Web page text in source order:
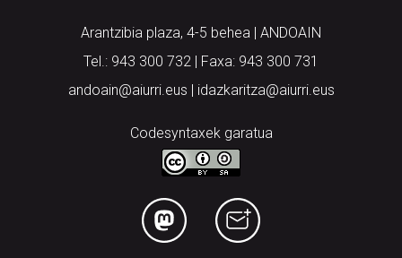
Arantzibia plaza, 4-5 behea | ANDOAIN
Tel.: 943 300 732 | Faxa: 943 300 731
andoain@aiurri.eus | idazkaritza@aiurri.eus
Codesyntaxek garatua